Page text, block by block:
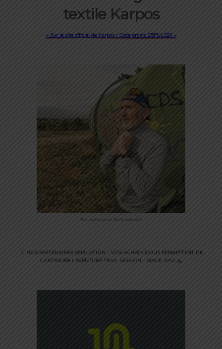
textile Karpos
– Sur le site officiel de Karpos / Code promo 25PULS20 –
Test réalisé par le Taz Outdoorlife
NOS PARTENAIRES AFFILIATION – VOS ACHATS NOUS PERMETTENT DE
CONTINUER L’AVENTURE TRAIL SESSION – SINCE 2012